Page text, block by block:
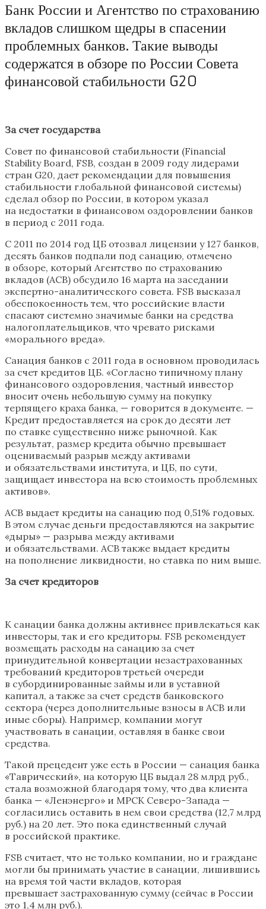
Банк России и Агентство по страхованию
вкладов слишком щедры в спасении
проблемных банков. Такие выводы
содержатся в обзоре по России Совета
финансовой стабильности G20
За счет государства
Совет по финансовой стабильности (Financial
Stability Board, FSB, создан в 2009 году лидерами
стран G20, дает рекомендации для повышения
стабильности глобальной финансовой системы)
сделал обзор по России, в котором указал
на недостатки в финансовом оздоровлении банков
в период с 2011 года.
С 2011 по 2014 год ЦБ отозвал лицензии у 127 банков,
десять банков подпали под санацию, отмечено
в обзоре, который Агентство по страхованию
вкладов (АСВ) обсудило 16 марта на заседании
экспертно-аналитического совета. FSB высказал
обеспокоенность тем, что российские власти
спасают системно значимые банки на средства
налогоплательщиков, что чревато рисками
«морального вреда».
Санация банков с 2011 года в основном проводилась
за счет кредитов ЦБ. «Согласно типичному плану
финансового оздоровления, частный инвестор
вносит очень небольшую сумму на покупку
терпящего краха банка, — говорится в документе. —
Кредит предоставляется на срок до десяти лет
по ставке существенно ниже рыночной. Как
результат, размер кредита обычно превышает
оцениваемый разрыв между активами
и обязательствами института, и ЦБ, по сути,
защищает инвестора на всю стоимость проблемных
активов».
АСВ выдает кредиты на санацию под 0,51% годовых.
В этом случае деньги предоставляются на закрытие
«дыры» — разрыва между активами
и обязательствами. АСВ также выдает кредиты
на пополнение ликвидности, но ставка по ним выше.
За счет кредиторов
К санации банка должны активнее привлекаться как
инвесторы, так и его кредиторы. FSB рекомендует
возмещать расходы на санацию за счет
принудительной конвертации незастрахованных
требований кредиторов третьей очереди
в субординированные займы или в уставной
капитал, а также за счет средств банковского
сектора (через дополнительные взносы в АСВ или
иные сборы). Например, компании могут
участвовать в санации, оставляя в банке свои
средства.
Такой прецедент уже есть в России — санация банка
«Таврический», на которую ЦБ выдал 28 млрд руб.,
стала возможной благодаря тому, что два клиента
банка — «Ленэнерго» и МРСК Северо-Запада —
согласились оставить в нем свои средства (12,7 млрд
руб.) на 20 лет. Это пока единственный случай
в российской практике.
FSB считает, что не только компании, но и граждане
могли бы принимать участие в санации, лишившись
на время той части вкладов, которая
превышает застрахованную сумму (сейчас в России
это 1,4 млн руб.).